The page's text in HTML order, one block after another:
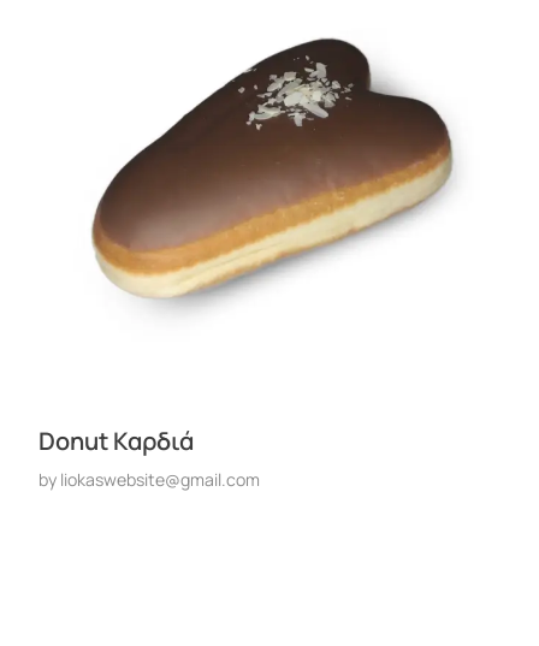
Donut Καρδιά
by liokaswebsite@gmail.com